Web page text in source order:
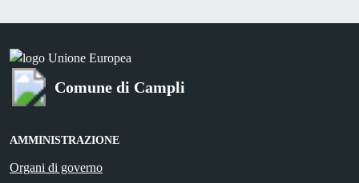
Comune di Campli
AMMINISTRAZIONE
Organi di governo